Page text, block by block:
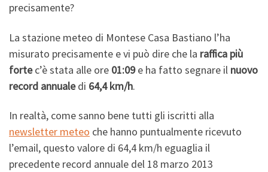
precisamente?
La stazione meteo di Montese Casa Bastiano l’ha
misurato precisamente e vi può dire che la raffica più
fortec’è stata alle ore 01:09e ha fatto segnare il nuovo
record annualedi 64,4 km/h.
In realtà, come sanno bene tutti gli iscritti alla
newsletter meteo che hanno puntualmente ricevuto
l’email, questo valore di 64,4 km/h eguaglia il
precedente record annuale del 18 marzo 2013